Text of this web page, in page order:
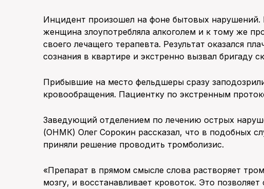
Инцидент произошел на фоне бытовых нарушений.
женщина злоупотребляла алкоголем и к тому же
своего лечащего терапевта. Результат оказался
сознания в квартире и экстренно вызвал бригаду
Прибывшие на место фельдшеры сразу
кровообращения. Пациентку по экстренным
Заведующий отделением по лечению острых
(ОНМК) Олег Сорокин рассказал, что в подобных
приняли решение проводить тромболизис.
«Препарат в прямом смысле слова растворяет
мозгу, и восстанавливает кровоток. Это